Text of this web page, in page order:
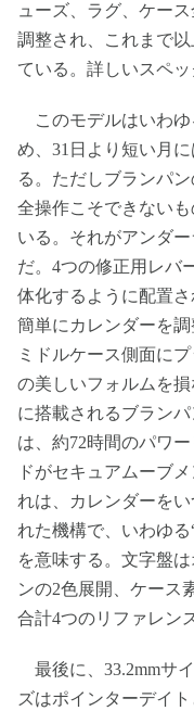
ューズ、ラグ、ケー
調整され、これまで
ている。詳しいスペッ
このモデルはいわゆ
め、31日より短い月
る。ただしブランパ
全操作こそできない
いる。それがアンダ
だ。4つの修正用レバ
体化するように配置
簡単にカレンダーを
ミドルケース側面に
の美しいフォルムを
に搭載されるブラン
は、約72時間のパワ
ドがセキュアムーブ
れは、カレンダーを
れた機構で、いわゆ
を意味する。文字盤
ンの2色展開、ケース
合計4つのリファレン
最後に、33.2mmサ
ズはポインターデイ